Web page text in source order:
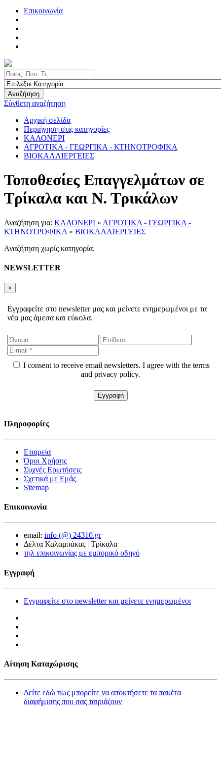
Επικοινωνία
Αναζήτηση
Σύνθετη αναζήτηση
Αρχική σελίδα
Περιήγηση στις κατηγορίες
ΚΑΛΟΝΕΡΙ
ΑΓΡΟΤΙΚΑ - ΓΕΩΡΓΙΚΑ - ΚΤΗΝΟΤΡΟΦΙΚΑ
ΒΙΟΚΑΛΛΙΕΡΓΕΙΕΣ
Τοποθεσίες Επαγγελμάτων σε
Τρίκαλα και Ν. Τρικάλων
Αναζήτηση για: ΚΑΛΟΝΕΡΙ » ΑΓΡΟΤΙΚΑ - ΓΕΩΡΓΙΚΑ -
ΚΤΗΝΟΤΡΟΦΙΚΑ » ΒΙΟΚΑΛΛΙΕΡΓΕΙΕΣ
Αναζήτηση χωρίς κατηγορία.
NEWSLETTER
×
Εγγραφείτε στο newsletter μας και μείνετε ενημερωμένοι με τα
νέα μας άμεσα και εύκολα.
I consent to receive email newsletters. I agree with the terms
and privacy policy.
Πληροφορίες
Εταιρεία
Όροι Χρήσης
Συχνές Ερωτήσεις
Σχετικά με Εμάς
Sitemap
Επικοινωνία
email: info (@) 24310.gr
Δέλτα Καλαμπάκας | Τρίκαλα
τηλ επικοινωνίας με εμπορικό οδηγό
Εγγραφή
Εγγραφείτε στο newsletter και μείνετε ενημερωμένοι
Αίτηση Καταχώρισης
Δείτε εδώ πως μπορείτε να αποκτήσετε τα πακέτα
διαφήμισης που σας ταιριάζουν